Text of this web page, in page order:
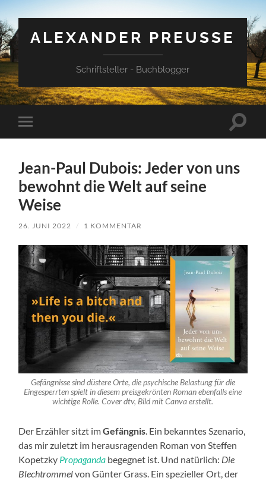
ALEXANDER PREUSSE
Schriftsteller - Buchblogger
Mobile-
Menü
Jean-Paul Dubois: Jeder von uns
bewohnt die Welt auf seine
Weise
26. JUNI 2022 / 1 KOMMENTAR
Gefängnisse sind düstere Orte, die psychische Belastung für die
Eingesperrten spielt in diesem preisgekrönten Roman ebenfalls eine
wichtige Rolle. Cover dtv, Bild mit Canva erstellt.
Der Erzähler sitzt imGefängnis. Ein bekanntes Szenario,
das mir zuletzt im herausragenden Roman von Steffen
Kopetzky Propaganda begegnet ist. Und natürlich: Die
Blechtrommelvon Günter Grass. Ein spezieller Ort, der